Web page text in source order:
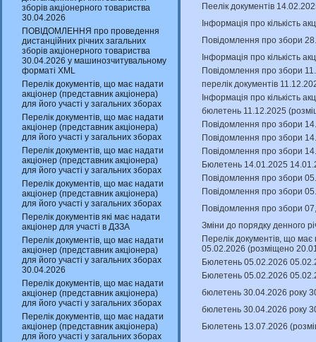
зборів акціонерного товариства
30.04.2026
ПОВІДОМЛЕННЯ про проведення
дистанційних річних загальних
зборів акціонерного товариства
30.04.2026 у машинозчитувальному
форматі XML
Перелік документів, що має надати
акціонер (представник акціонера)
для його участі у загальних зборах
Перелік документів, що має надати
акціонер (представник акціонера)
для його участі у загальних зборах
Перелік документів, що має надати
акціонер (представник акціонера)
для його участі у загальних зборах
Перелік документів, що має надати
акціонер (представник акціонера)
для його участі у загальних зборах
Перелік документів які має надати
акціонер для участі в ДЗЗА
Перелік документів, що має надати
акціонер (представник акціонера)
для його участі у загальних зборах
30.04.2026
Перелік документів, що має надати
акціонер (представник акціонера)
для його участі у загальних зборах
Перелік документів, що має надати
акціонер (представник акціонера)
для його участі у загальних зборах
Пеелік документів
Інформація про кількість
Повідомлення про збори
Інформація про кількість
Повідомлення про збори
перелік документів
Інформація про кількість
бюлетень 11.12.2025
Повідомлення про збори
Повідомлення про збори
Повідомлення про збори
Бюлетень 14.01.2025
Повідомлення про збори
Повідомлення про збори
Повідомлення про збори
Зміни до порядку денного
Перелік документів, що має
05.02.2026 (розміщено
Бюлетень 05.02.2026
Бюлетень 05.02.2026
бюлетень 30.04.2026 року
бюлетень 30.04.2026 року
Бюлетень 13.07.2026